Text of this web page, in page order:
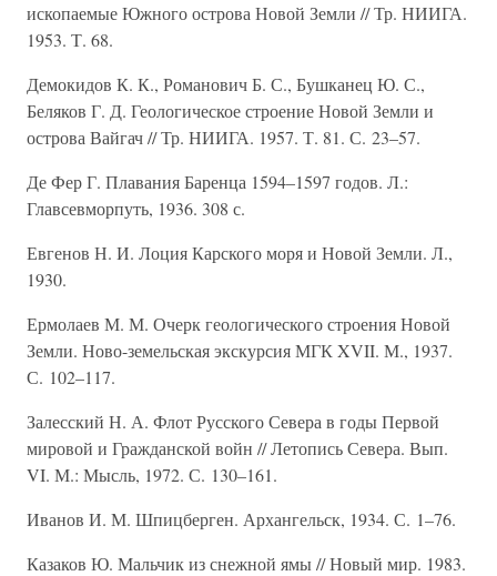
ископаемые Южного острова Новой Земли // Тр. НИИГА.
1953. Т. 68.
Демокидов К. К., Романович Б. С., Бушканец Ю. С.,
Беляков Г. Д. Геологическое строение Новой Земли и
острова Вайгач // Тр. НИИГА. 1957. Т. 81. С. 23–57.
Де Фер Г. Плавания Баренца 1594–1597 годов. Л.:
Главсевморпуть, 1936. 308 с.
Евгенов Н. И. Лоция Карского моря и Новой Земли. Л.,
1930.
Ермолаев М. М. Очерк геологического строения Новой
Земли. Ново-земельская экскурсия МГК XVII. М., 1937.
С. 102–117.
Залесский Н. А. Флот Русского Севера в годы Первой
мировой и Гражданской войн // Летопись Севера. Вып.
VI. М.: Мысль, 1972. С. 130–161.
Иванов И. М. Шпицберген. Архангельск, 1934. С. 1–76.
Казаков Ю. Мальчик из снежной ямы // Новый мир. 1983.